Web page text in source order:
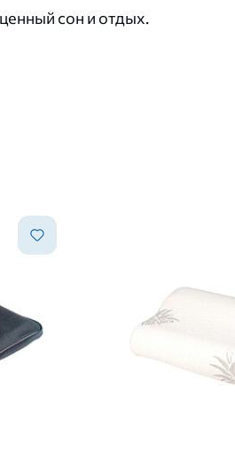
сон и отдых.